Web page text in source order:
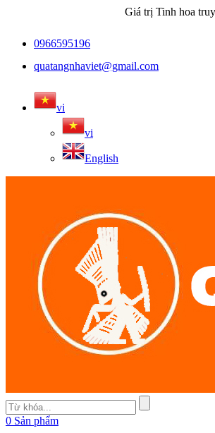
Giá trị Tinh hoa truyền thống Việt
0966595196
quatangnhaviet@gmail.com
vi
vi
English
0 Sản phẩm